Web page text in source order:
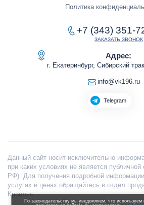
Политика
+7 (343) 351-
ЗАКАЗАТЬ ЗВОНОК
Адрес:
г. Екатеринбург, Сибирский
info@vk196.ru
Telegram
Данный сайт носит исключительно
при каких условиях не является
РФ). Для получения подробной
услугах и ценах обращайтесь в отдел
Кровля».
По законодательству мы уведомляем, что